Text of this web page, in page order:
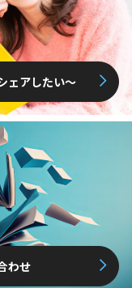
ェアしたい〜
わせ